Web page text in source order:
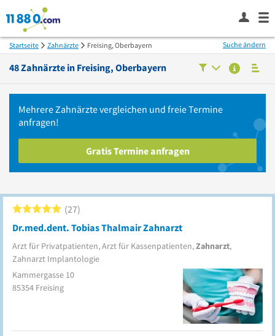
Startseite Zahnärzte Freising, Oberbayern
48Zahnärzte in Freising, Oberbayern
Suche ändern
MehrereZahnärztevergleichen und freie Termine
anfragen!
Gratis Termine anfragen
Dr.med.dent. Tobias Thalmair Zahnarzt
Arzt für Privatpatienten, Arzt für Kassenpatienten,Zahnarzt,
Zahnarzt Implantologie
27
Kammergasse 10
85354 Freising